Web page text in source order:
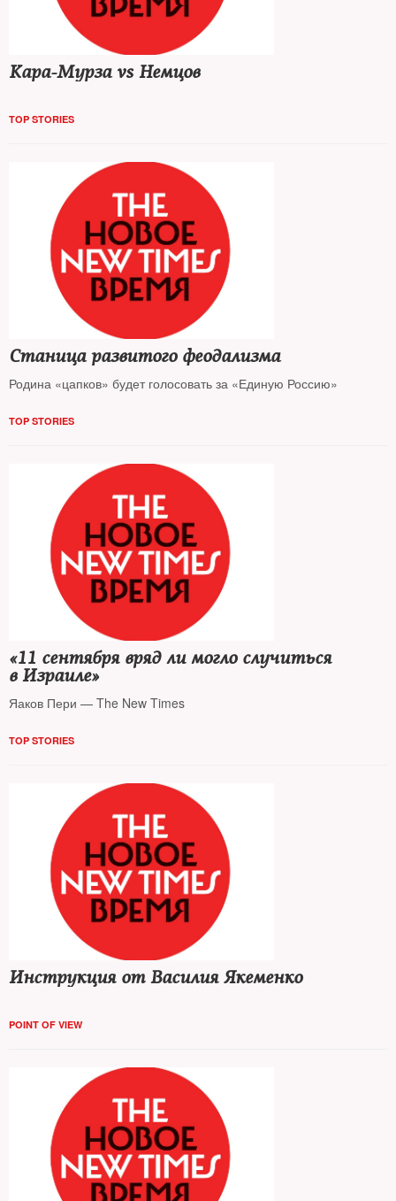
Кара-Мурза vs Немцов
TOP STORIES
Станица развитого феодализма
Родина «цапков» будет голосовать за «Единую Россию»
TOP STORIES
«11 сентября вряд ли могло случиться
в Израиле»
Яаков Пери — The New Times
TOP STORIES
Инструкция от Василия Якеменко
POINT OF VIEW